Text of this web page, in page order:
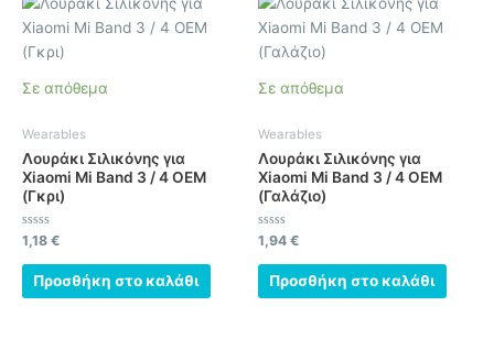
Σε απόθεμα
Wearables
Λουράκι Σιλικόνης για
Xiaomi Mi Band 3 / 4 OEM
(Γκρι)
Βαθμολογήθηκε
με
0
από
1,18 €
Προσθήκη στο καλάθι
Σε απόθεμα
Wearables
Λουράκι Σιλικόνης για
Xiaomi Mi Band 3 / 4 OEM
(Γαλάζιο)
Βαθμολογήθηκε
με
0
από
1,94 €
Προσθήκη στο καλάθι